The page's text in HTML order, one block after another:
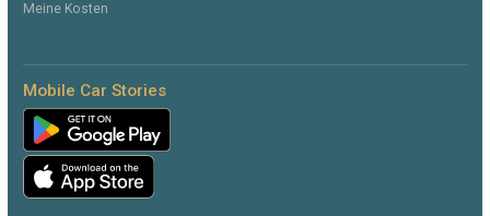
Meine Kosten
Mobile Car Stories